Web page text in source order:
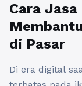
Cara
di Pasar
Di era digital